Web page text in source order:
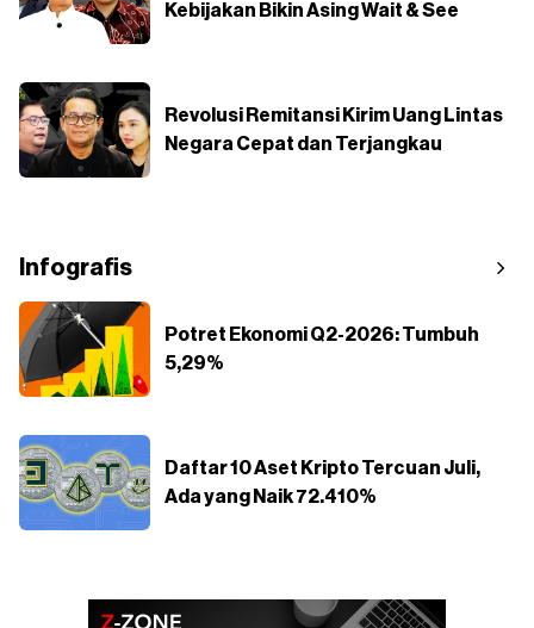
Kebijakan Bikin Asing Wait & See
Revolusi Remitansi Kirim Uang Lintas
Negara Cepat dan Terjangkau
Infografis
Potret Ekonomi Q2-2026: Tumbuh
5,29%
Daftar 10 Aset Kripto Tercuan Juli,
Ada yang Naik 72.410%